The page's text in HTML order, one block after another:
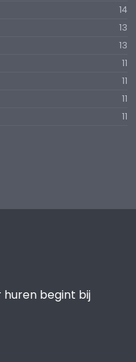
14
13
13
11
11
11
11
begint bij